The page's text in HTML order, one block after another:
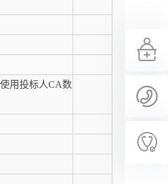
用投标人CA数